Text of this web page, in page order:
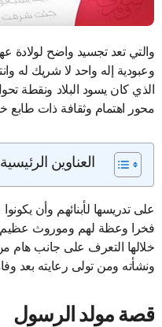
والتي تعد تجسيد واضح لولادة عهد جديد من الرحمة والعدالة والتوحيد
وعبودية إله واحد لا شريك له
الذي كان يسود البلاد ونقطة
محور اهتمام وثقافة ذات
العناوين الرئيسية
على تدريسها لأبنائهم وأن
فخرا وعظة لهم وموروث عظيم
خلالها التعرف على جانب هام
ونشأته ومن تولى رعايته بعد
قصة مولد الرسول